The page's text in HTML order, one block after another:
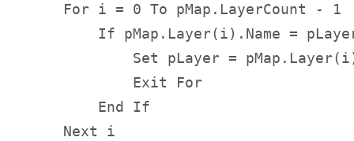
    For i = 0 To pMap.LayerCount - 1
If pMap.Layer(i).Name =
Set pLayer =
            Exit For
        End If
    Next i